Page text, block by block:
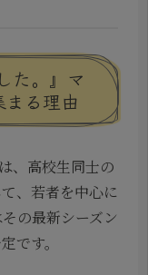
た。』マ
る理由
、高校生同士の
、若者を中心に
の最新シーズン
です。